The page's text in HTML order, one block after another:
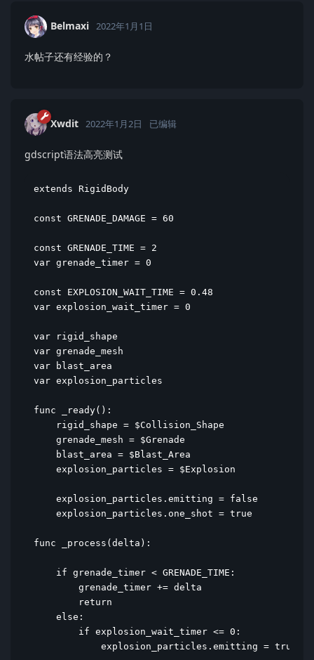
Belmaxi 2022年1月1日
水帖子还有经验的？
Xwdit 2022年1月2日 已编辑
gdscript语法高亮测试
extends RigidBody
const GRENADE_DAMAGE = 60
const GRENADE_TIME = 2
var grenade_timer = 0
const EXPLOSION_WAIT_TIME = 0.48
var explosion_wait_timer = 0
var rigid_shape
var grenade_mesh
var blast_area
var explosion_particles
func _ready():
    rigid_shape = $Collision_Shape
    grenade_mesh = $Grenade
    blast_area = $Blast_Area
    explosion_particles = $Explosion
    explosion_particles.emitting = false
    explosion_particles.one_shot = true
func _process(delta):
    if grenade_timer < GRENADE_TIME:
        grenade_timer += delta
        return
    else:
        if explosion_wait_timer <= 0:
            explosion_particles.emitting = true